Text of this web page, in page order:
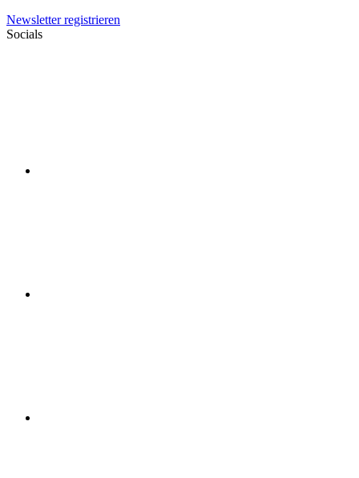
Newsletter registrieren
Socials